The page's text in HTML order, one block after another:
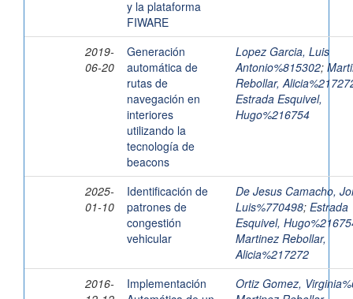
y la plataforma
FIWARE
2019-
06-20
Generación
automática de
rutas de
navegación en
interiores
utilizando la
tecnología de
beacons
Lopez Garcia, Luis
Antonio%815302;
Rebollar,
Estrada Esquivel,
Hugo%216754
2025-
01-10
Identificación de
patrones de
congestión
vehicular
De Jesus Camacho,
Luis%770498; Estrada
Esquivel,
Martinez Rebollar,
Alicia%217272
2016-
Implementación
Ortiz Gomez,